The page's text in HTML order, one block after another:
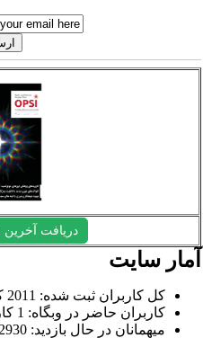
دریافت آخرین
سایت
کل کاربران ثبت شده: 2011 کاربر
کاربران حاضر در وبگاه: 1 کاربر
میهمانان در حال بازدید: 2930 کاربر